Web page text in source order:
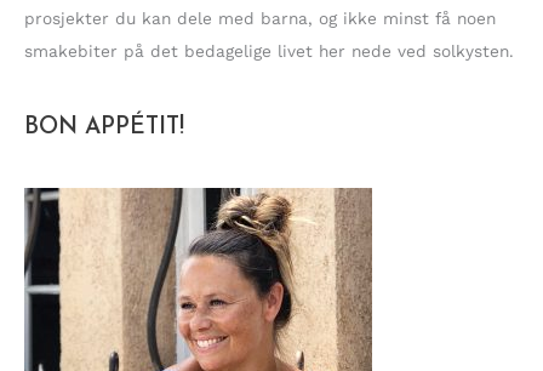
prosjekter du kan dele med barna, og ikke minst få noen
smakebiter på det bedagelige livet her nede ved solkysten.
BON APPÉTIT!